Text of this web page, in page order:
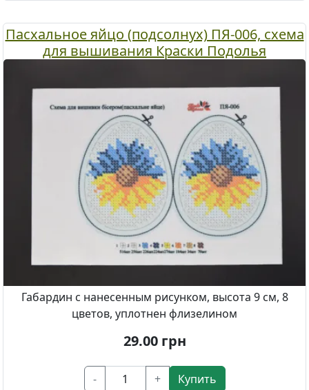
Пасхальное яйцо (подсолнух) ПЯ-006, схема
для вышивания Краски Подолья
Габардин с нанесенным рисунком, высота 9 см, 8
цветов, уплотнен флизелином
29.00грн
- +
Купить